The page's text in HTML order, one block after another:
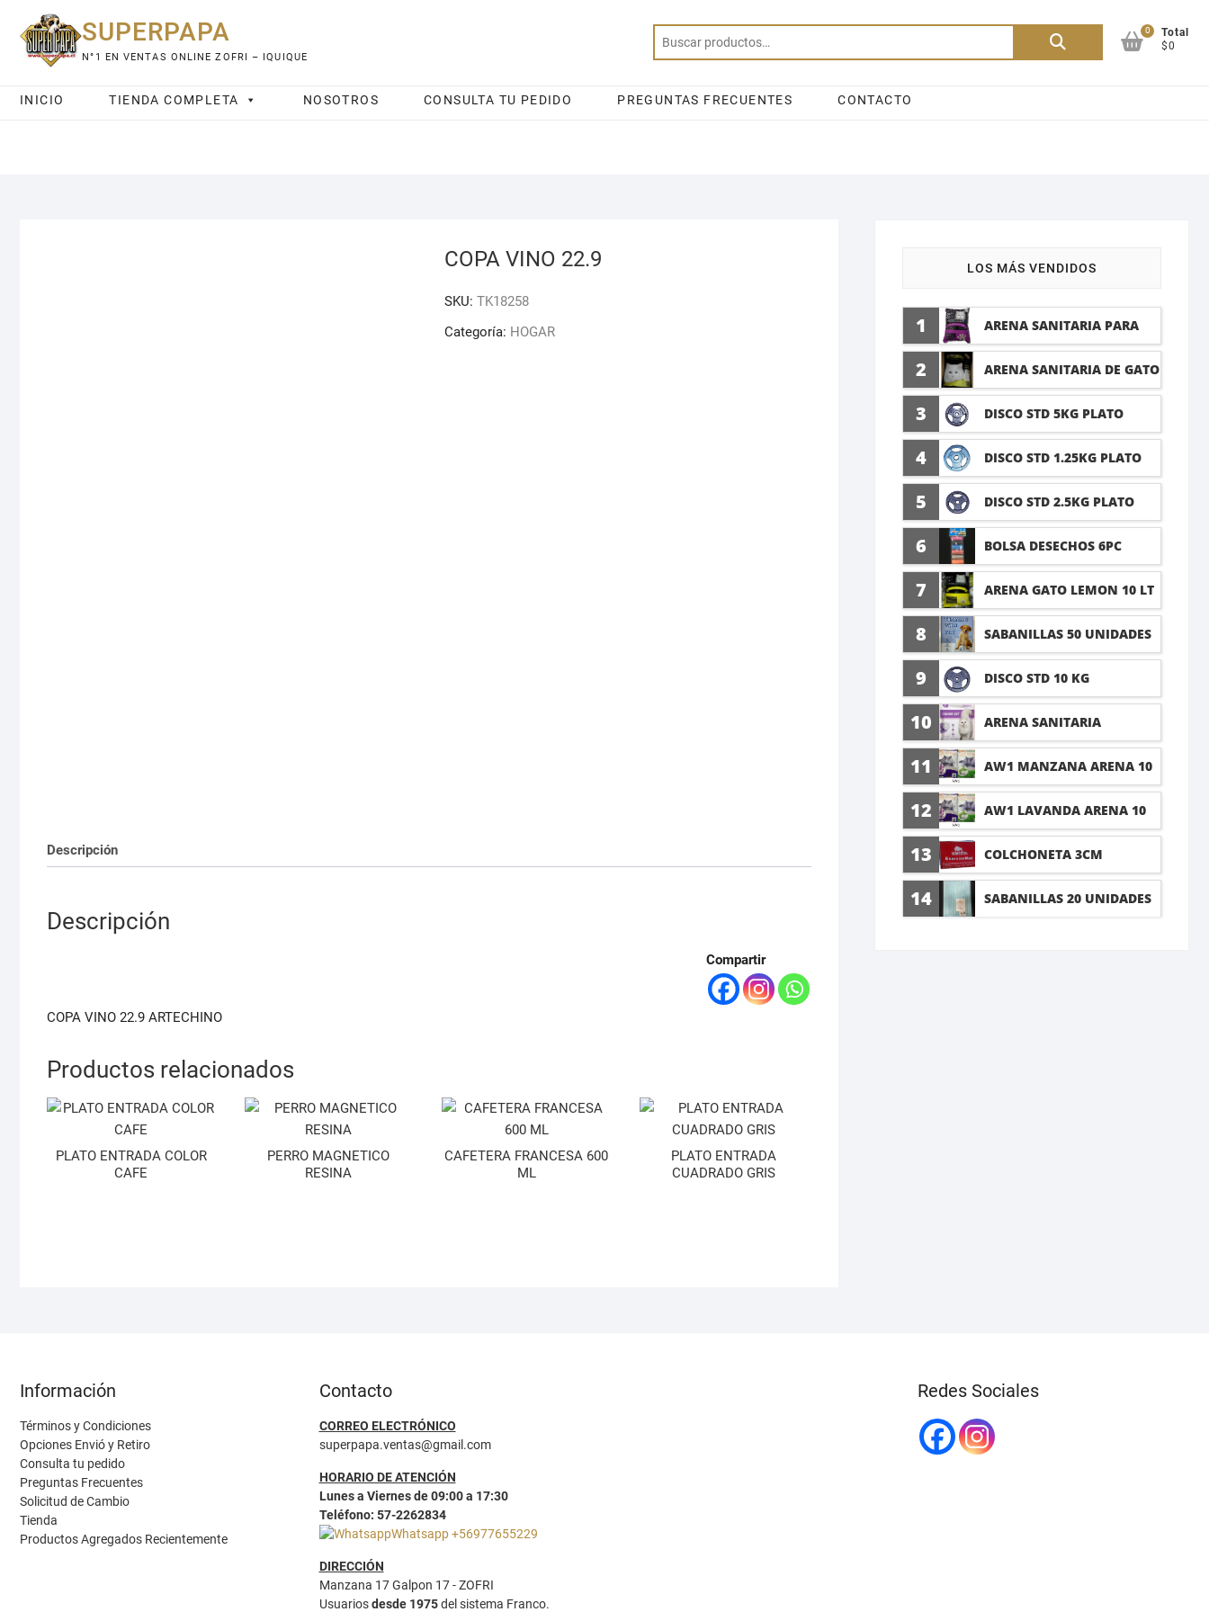
contenido
SUPERPAPA
N°1 EN VENTAS ONLINE ZOFRI – IQUIQUE
Buscar
0
Total
$0
INICIO TIENDA COMPLETA NOSOTROS CONSULTA TU PEDIDO PREGUNTAS FRECUENTES CONTACTO
COPA VINO 22.9
SKU: TK18258
Categoría: HOGAR
Descripción
Descripción
Compartir
COPA VINO 22.9 ARTECHINO
Productos relacionados
PLATO ENTRADA COLOR
CAFE
PERRO MAGNETICO
RESINA
CAFETERA FRANCESA 600
ML
PLATO ENTRADA
CUADRADO GRIS
LOS MÁS VENDIDOS
1 ARENA SANITARIA PARA
GATO LAVANDA 10 LTI
2 ARENA SANITARIA DE GATO
5 LT
3 DISCO STD 5KG PLATO
4 DISCO STD 1.25KG PLATO
5 DISCO STD 2.5KG PLATO
6 BOLSA DESECHOS 6PC
7 ARENA GATO LEMON 10 LT
8 SABANILLAS 50 UNIDADES
TALLA M 60X45CM
9 DISCO STD 10 KG
10 ARENA SANITARIA
LAVANDA 8KG
11 AW1 MANZANA ARENA 10
LT
12 AW1 LAVANDA ARENA 10
LT
13 COLCHONETA 3CM
14 SABANILLAS 20 UNIDADES
Información
Términos y Condiciones
Opciones Envió y Retiro
Consulta tu pedido
Preguntas Frecuentes
Solicitud de Cambio
Tienda
Productos Agregados Recientemente
Contacto
CORREO ELECTRÓNICO
superpapa.ventas@gmail.com
HORARIO DE ATENCIÓN
Lunes a Viernes de 09:00 a 17:30
Teléfono: 57-2262834
Whatsapp +56977655229
DIRECCIÓN
Manzana 17 Galpon 17 - ZOFRI
Usuariosdesde 1975del sistema Franco.
Redes Sociales